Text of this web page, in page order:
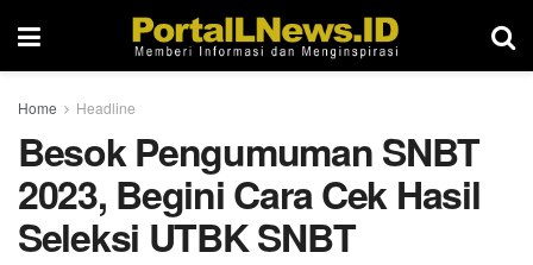
Home Headline
Besok Pengumuman SNBT
2023, Begini Cara Cek Hasil
Seleksi UTBK SNBT